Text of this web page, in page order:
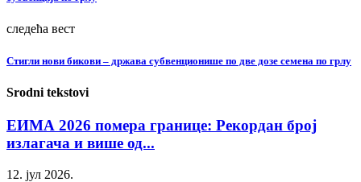
следећа вест
Стигли нови бикови – држава субвенционише по две дозе семена по грлу
Srodni tekstovi
ЕИМА 2026 помера границе: Рекордан број
излагача и више од...
12. јул 2026.